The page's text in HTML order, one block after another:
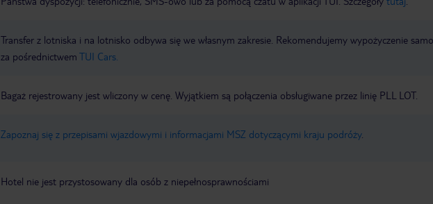
Transfer z lotniska i na lotnisko odbywa się we własnym zakresie. Rekomendujemy wypożyczenie
za pośrednictwem TUI Cars.
Bagaż rejestrowany jest wliczony w cenę. Wyjątkiem są połączenia obsługiwane przez linię PLL LOT.
Zapoznaj się z przepisami wjazdowymi i informacjami MSZ dotyczącymi kraju podróży.
Hotel nie jest przystosowany dla osób z niepełnosprawnościami